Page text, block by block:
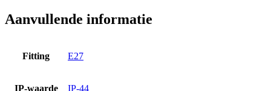
Aanvullende informatie
Fitting E27
IP-waarde IP-44